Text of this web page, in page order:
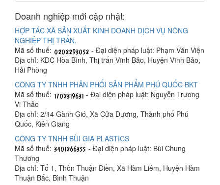
Doanh nghiệp mới cập nhật:
HỢP TÁC XÃ SẢN XUẤT KINH DOANH DỊCH VỤ NÔNG
NGHIỆP THỊ TRẤN.
Mã số thuế:
- Đại diện pháp luật: Phạm Văn Viện
Địa chỉ: KDC Hòa Bình, Thị trấn Vĩnh Bảo, Huyện Vĩnh Bảo,
Hải Phòng
CÔNG TY TNHH PHÂN PHỐI SẢN PHẨM PHÚ QUỐC BKT
Mã số thuế:
- Đại diện pháp luật: Nguyễn Trương
Vi Thảo
Địa chỉ: 2/14 Gành Gió, Xã Cửa Dương, Thành phố Phú
Quốc, Kiên Giang
CÔNG TY TNHH BÙI GIA PLASTICS
Mã số thuế:
- Đại diện pháp luật: Bùi Chung
Thương
Địa chỉ: Tổ 1, Thôn Thuận Điền, Xã Hàm Liêm, Huyện Hàm
Thuận Bắc, Bình Thuận